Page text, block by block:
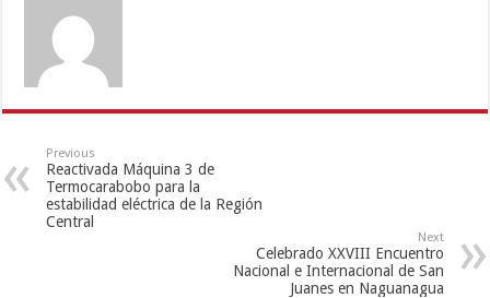
Previous
Reactivada Máquina 3 de
Termocarabobo para la
estabilidad eléctrica de la Región
Central
Next
Celebrado XXVIII Encuentro
Nacional e Internacional de San
Juanes en Naguanagua